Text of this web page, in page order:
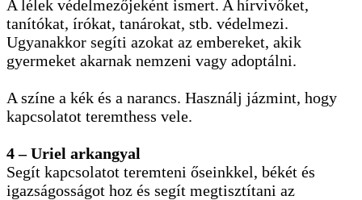
A lélek védelmezőjeként ismert. A hírvivőket,
tanítókat, írókat, tanárokat, stb. védelmezi.
Ugyanakkor segíti azokat az embereket, akik
gyermeket akarnak nemzeni vagy adoptálni.
A színe a kék és a narancs. Használj jázmint, hogy
kapcsolatot teremthess vele.
4 – Uriel arkangyal
Segít kapcsolatot teremteni őseinkkel, békét és
igazságosságot hoz és segít megtisztítani az